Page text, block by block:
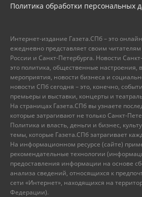
Политика обработки персональных
Интернет-издание Газета.СПб – это
ежедневно представляет своим
России и Санкт-Петербурга. Новости
это политика, общественные настроения,
мероприятия, новости бизнеса и
новости СПб сегодня – это, конечно,
премьеры и выставки, концерты и
На страницах Газета.СПб вы узнаете
которые затрагивают не только Санкт-
Политика и власть, деньги и бизнес,
темы, которые Газета.СПб затрагивает
На информационном ресурсе (сайте)
рекомендательные технологии
предоставления информации на основе
анализа сведений, относящихся к
сети «Интернет», находящихся на
Федерации).